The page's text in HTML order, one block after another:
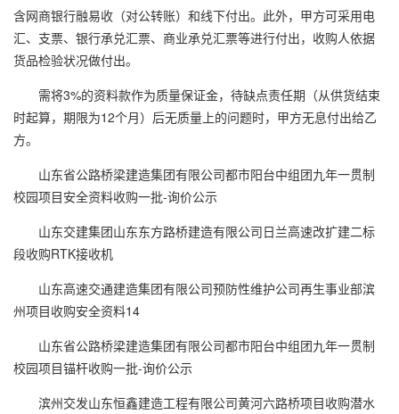
含网商银行融易收（对公转账）和线下付出。此外，甲方可采用电
汇、支票、银行承兑汇票、商业承兑汇票等进行付出，收购人依据
货品检验状况做付出。
需将3%的资料款作为质量保证金，待缺点责任期（从供货结束
时起算，期限为12个月）后无质量上的问题时，甲方无息付出给乙
方。
山东省公路桥梁建造集团有限公司都市阳台中组团九年一贯制
校园项目安全资料收购一批-询价公示
山东交建集团山东东方路桥建造有限公司日兰高速改扩建二标
段收购RTK接收机
山东高速交通建造集团有限公司预防性维护公司再生事业部滨
州项目收购安全资料14
山东省公路桥梁建造集团有限公司都市阳台中组团九年一贯制
校园项目锚杆收购一批-询价公示
滨州交发山东恒鑫建造工程有限公司黄河六路桥项目收购潜水